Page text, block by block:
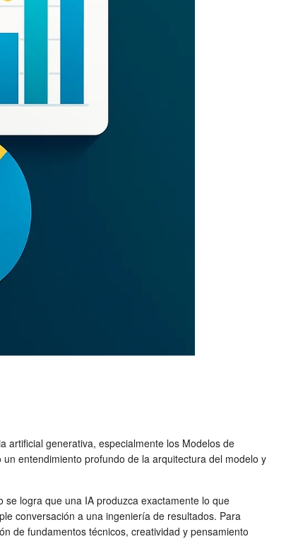
artificial generativa, especialmente los Modelos de
entendimiento profundo de la arquitectura del modelo y
logra que una IA produzca exactamente lo que
conversación a una ingeniería de resultados. Para
de fundamentos técnicos, creatividad y pensamiento